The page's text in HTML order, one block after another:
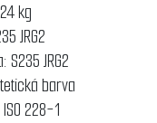
kg
JRG2
JRG2
barva
228-1